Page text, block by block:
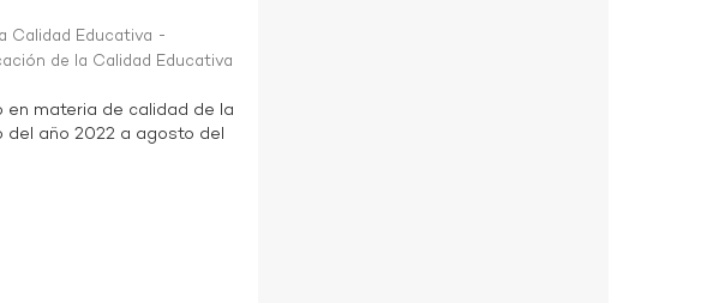
Calidad Educativa -
de la Calidad Educativa
en materia de calidad de la
año 2022 a agosto del